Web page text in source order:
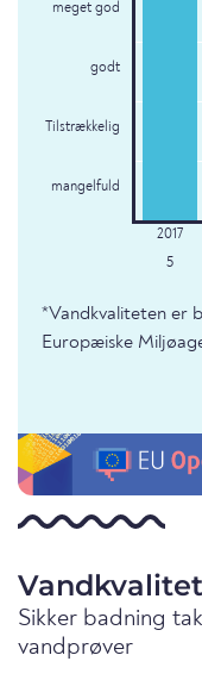
meget god
godt
Tilstrækkelig
mangelfuld
5
*Vandkvaliteten er
Europæiske
Sikker badning
vandprøver